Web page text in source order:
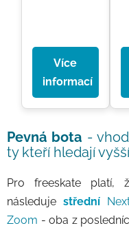
Více
informací
Pevná bota -
ty kteří hledají
Pro freeskate platí,
následuje střední
Zoom - oba z